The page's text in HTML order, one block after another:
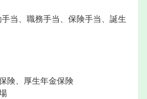
当、職務手当、保険手当、誕生
険、厚生年金保険